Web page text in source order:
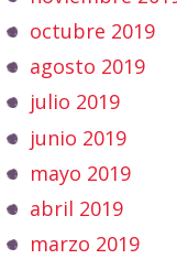
octubre 2019
agosto 2019
julio 2019
junio 2019
mayo 2019
abril 2019
marzo 2019